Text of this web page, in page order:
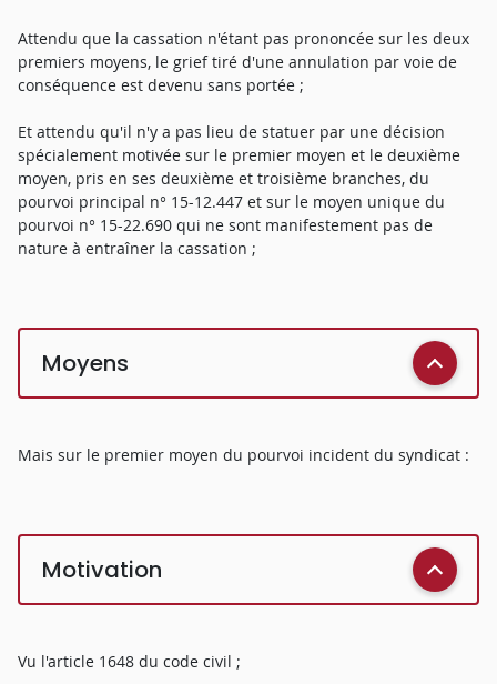
Attendu que la cassation n'étant pas prononcée sur les deux
premiers moyens, le grief tiré d'une annulation par voie de
conséquence est devenu sans portée ;
Et attendu qu'il n'y a pas lieu de statuer par une décision
spécialement motivée sur le premier moyen et le deuxième
moyen, pris en ses deuxième et troisième branches, du
pourvoi principal n° 15-12.447 et sur le moyen unique du
pourvoi n° 15-22.690 qui ne sont manifestement pas de
nature à entraîner la cassation ;
Moyens
Mais sur le premier moyen du pourvoi incident du syndicat :
Motivation
Vu l'article 1648 du code civil ;